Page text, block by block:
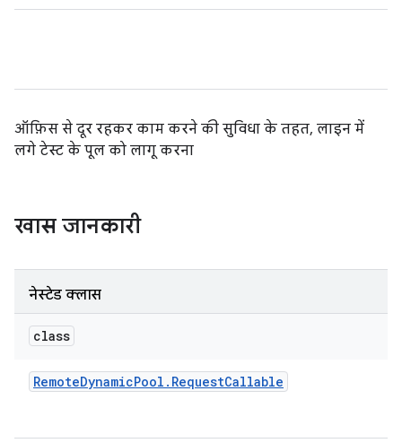
ऑफ़िस से दूर रहकर काम करने की सुविधा के तहत, लाइन में
लगे टेस्ट के पूल को लागू करना
खास जानकारी
नेस्टेड क्लास
class
RemoteDynamicPool . RequestCallable